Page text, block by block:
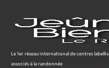
Le 1er réseau international de centres
associés à la randonnée